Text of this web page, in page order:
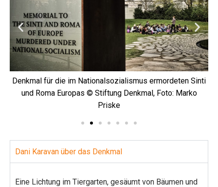
Denkmal für die im Nationalsozialismus ermordeten Sinti
und Roma Europas © Stiftung Denkmal, Foto: Marko
Priske
Dani Karavan über das Denkmal
Eine Lichtung im Tiergarten, gesäumt von Bäumen und